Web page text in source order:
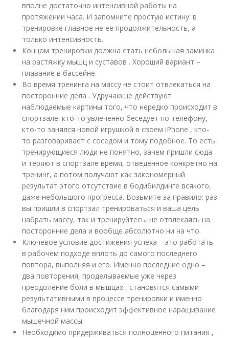
вполне достаточно интенсивной работы на
протяжении часа. И запомните простую истину: в
тренировке главное не ее продолжительность, а
только интенсивность.
Концом тренировки должна стать небольшая заминка
на растяжку мышц и суставов . Хороший вариант –
плавание в бассейне.
Во время тренинга на массу не стоит отвлекаться на
посторонние дела . Удручающе действуют
наблюдаемые картины того, что нередко происходит в
спортзале: кто-то увлеченно беседует по телефону,
кто-то занялся новой игрушкой в своем iPhone , кто-
то разговаривает с соседом и тому подобное. То есть
тренирующиеся люди не понятно, зачем пришли сюда
и теряют в спортзале время, отведенное конкретно на
тренинг, а потом получают как закономерный
результат этого отсутствие в бодибилдинге всякого,
даже небольшого прогресса. Возьмите за правило: раз
вы пришли в спортзал тренироваться и ваша цель
набрать массу, так и тренируйтесь, не отвлекаясь на
посторонние дела и вообще абсолютно ни на что.
Ключевое условие достижения успеха – это работать
в рабочем подходе вплоть до самого последнего
повтора, выполняя и его. Именно последние одно –
два повторения, проделываемые уже через
преодоление боли в мышцах , становятся самыми
результативными в процессе тренировки и именно
благодаря ним происходит эффективное наращивание
мышечной массы.
Необходимо придерживаться полноценного питания ,